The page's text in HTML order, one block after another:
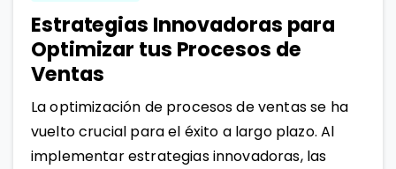
Estrategias Innovadoras para
Optimizar tus Procesos de
Ventas
La optimización de procesos de ventas se ha
vuelto crucial para el éxito a largo plazo. Al
implementar estrategias innovadoras, las